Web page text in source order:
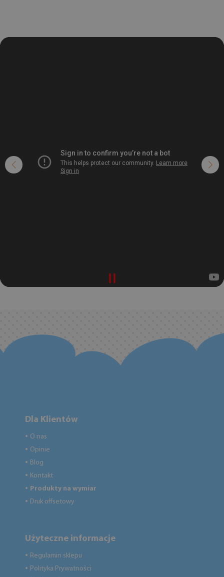
Dla Klientów
● O nas
● Opinie
● Blog
● Kontakt
● Produkty na wymiar
● Druk offsetowy
Użyteczne informacje
● Regulamin sklepu
● Polityka Prywatności